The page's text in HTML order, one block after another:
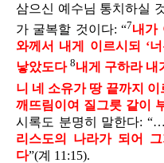
삼으신 예수님 통치하실
가 굴복할 것이다: “7내가
와께서 내게 이르시되 ‘
낳았도다8내게 구하라 내
니 네 소유가 땅 끝까지
깨뜨림이여 질그릇 같이
시록도 분명히 말한다: “…
리스도의 나라가 되어
다”(계 11:15).